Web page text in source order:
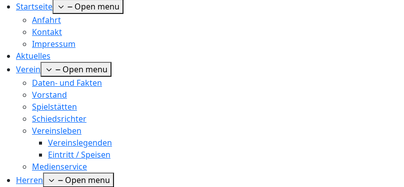
Startseite
Open menu
Anfahrt
Kontakt
Impressum
Aktuelles
Verein
Open menu
Daten- und Fakten
Vorstand
Spielstätten
Schiedsrichter
Vereinsleben
Vereinslegenden
Eintritt / Speisen
Medienservice
Herren
Open menu